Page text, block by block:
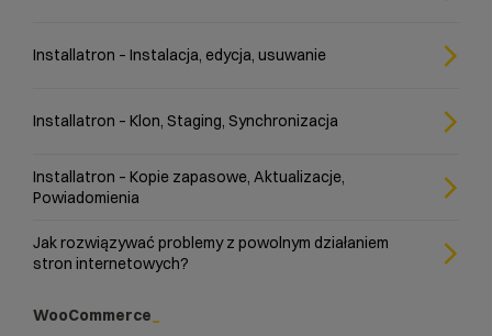
Installatron – Instalacja, edycja, usuwanie
Installatron – Klon, Staging, Synchronizacja
Installatron – Kopie zapasowe, Aktualizacje,
Powiadomienia
Jak rozwiązywać problemy z powolnym działaniem
stron internetowych?
WooCommerce